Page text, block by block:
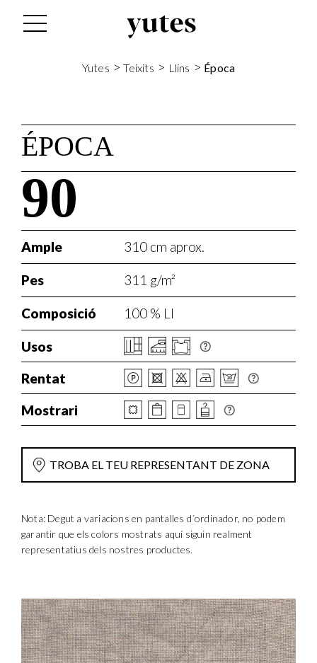
Yutes >Teixits > Llins > Época
ÉPOCA
90
Ample 310 cm aprox.
Pes 311 g/m²
Composició 100 % LI
Usos
Rentat
Mostrari
TROBA EL TEU REPRESENTANT DE ZONA
Nota: Degut a variacions en pantalles d´ordinador, no podem
garantir que els colors mostrats aquí siguin realment
representatius dels nostres productes.